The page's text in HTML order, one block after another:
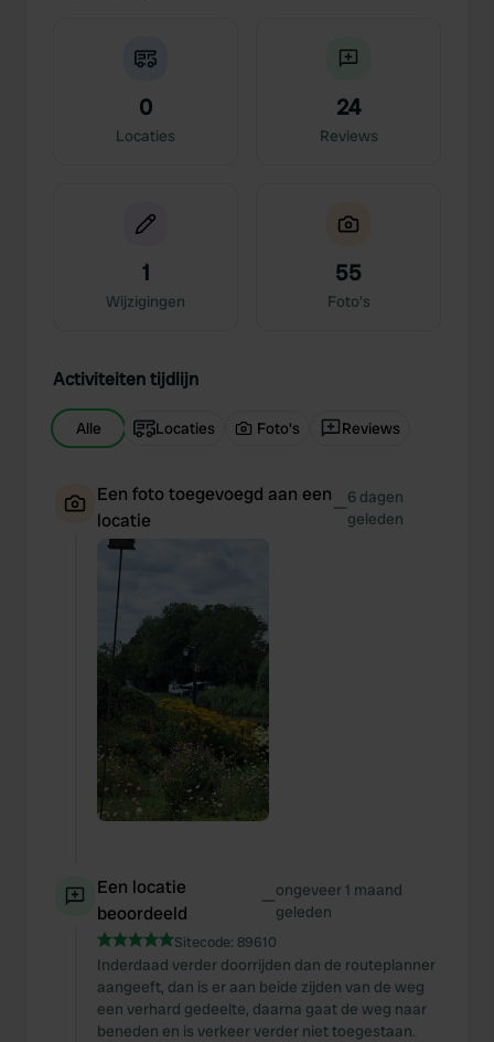
0
Locaties
24
Reviews
1
Wijzigingen
55
Foto's
Activiteiten tijdlijn
Alle Locaties Foto's Reviews
Een foto toegevoegd aan een
locatie
—6 dagen
geleden
Een locatie
beoordeeld
—ongeveer 1 maand
geleden
Sitecode: 89610
Inderdaad verder doorrijden dan de routeplanner
aangeeft, dan is er aan beide zijden van de weg
een verhard gedeelte, daarna gaat de weg naar
beneden en is verkeer verder niet toegestaan.